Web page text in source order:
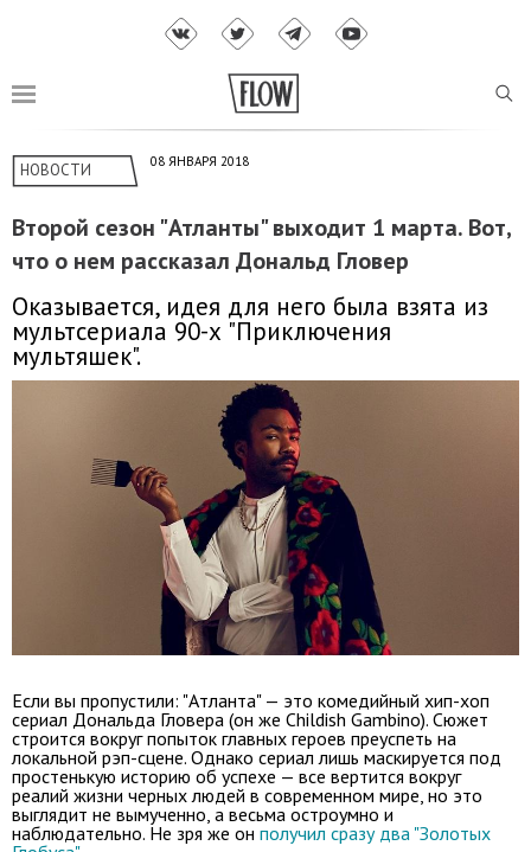
НОВОСТИ 08 ЯНВАРЯ 2018
Второй сезон "Атланты" выходит 1 марта. Вот,
что о нем рассказал Дональд Гловер
Оказывается, идея для него была взята из
мультсериала 90-х "Приключения
мультяшек".
Если вы пропустили: "Атланта" — это комедийный хип-хоп
сериал Дональда Гловера (он же Childish Gambino). Сюжет
строится вокруг попыток главных героев преуспеть на
локальной рэп-сцене. Однако сериал лишь маскируется под
простенькую историю об успехе — все вертится вокруг
реалий жизни черных людей в современном мире, но это
выглядит не вымученно, а весьма остроумно и
наблюдательно. Не зря же он получил сразу два "Золотых